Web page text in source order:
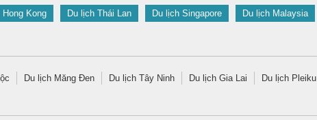
Hong Kong Du lịch Thái Lan Du lịch Singapore Du lịch Malaysia
Du lịch Măng Đen Du lịch Tây Ninh Du lịch Gia Lai Du lịch Pleiku